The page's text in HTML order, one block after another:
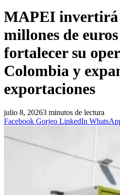
MAPEI invertirá
millones de
fortalecer su
Colombia y
exportaciones
julio 8, 20263 minutos de lectura
Facebook Gorjeo LinkedIn